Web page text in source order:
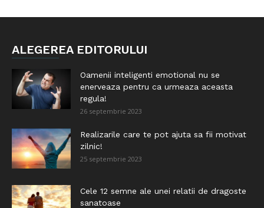
ALEGEREA EDITORULUI
Oamenii inteligenti emotional nu se
enerveaza pentru ca urmeaza aceasta
regula!
26 septembrie 2023
Realizarile care te pot ajuta sa fii motivat
zilnic!
25 septembrie 2023
Cele 12 semne ale unei relatii de dragoste
sanatoase